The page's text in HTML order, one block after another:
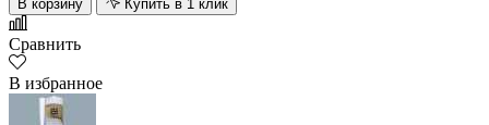
В корзину Купить в 1 клик
Сравнить
В избранное